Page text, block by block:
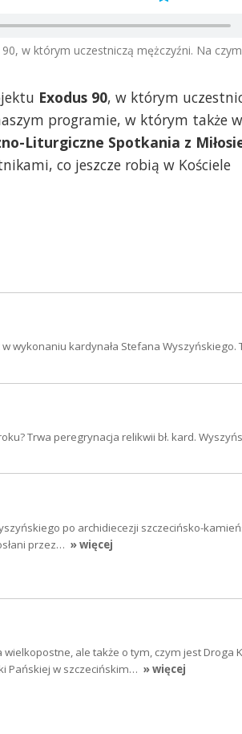
w którym uczestniczą mężczyźni. Na
Exodus 90, w którym
programie, w którym także
Liturgiczne Spotkania z
co jeszcze robią w Kościele
wykonaniu kardynała Stefana Wyszyńskiego.
Trwa peregrynacja relikwii bł. kard.
po archidiecezji szczecińsko-
przez… » więcej
ale także o tym, czym jest Droga
Pańskiej w szczecińskim… » więcej